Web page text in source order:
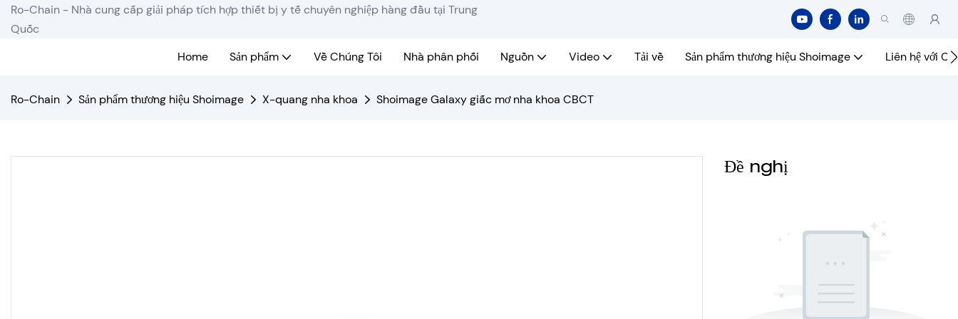
Ro-Chain - Nhà cung cấp giải pháp tích hợp thiết bị y tế chuyên nghiệp hàng đầu tại Trung
Quốc
Home
Sản phẩm Về Chúng Tôi Nhà phân phối Nguồn Video Tải về Sản phẩm thương hiệu Shoimage Liên hệ với
Ro-Chain Sản phẩm thương hiệu Shoimage X-quang nha khoa Shoimage Galaxy giấc mơ nha khoa CBCT
Đề nghị